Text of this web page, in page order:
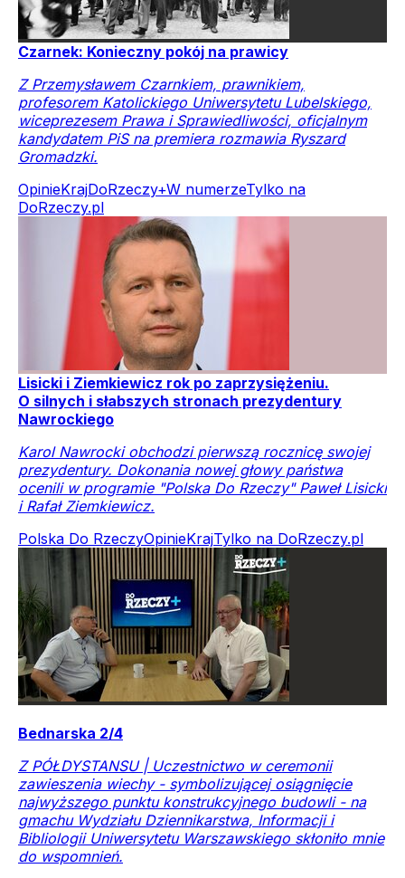
Czarnek: Konieczny pokój na prawicy
Z Przemysławem Czarnkiem, prawnikiem,
profesorem Katolickiego Uniwersytetu Lubelskiego,
wiceprezesem Prawa i Sprawiedliwości, oficjalnym
kandydatem PiS na premiera rozmawia Ryszard
Gromadzki.
OpinieKrajDoRzeczy+W numerzeTylko na
DoRzeczy.pl
Lisicki i Ziemkiewicz rok po zaprzysiężeniu.
O silnych i słabszych stronach prezydentury
Nawrockiego
Karol Nawrocki obchodzi pierwszą rocznicę swojej
prezydentury. Dokonania nowej głowy państwa
ocenili w programie "Polska Do Rzeczy" Paweł Lisicki
i Rafał Ziemkiewicz.
Polska Do RzeczyOpinieKrajTylko na DoRzeczy.pl
Bednarska 2/4
Z PÓŁDYSTANSU | Uczestnictwo w ceremonii
zawieszenia wiechy - symbolizującej osiągnięcie
najwyższego punktu konstrukcyjnego budowli - na
gmachu Wydziału Dziennikarstwa, Informacji i
Bibliologii Uniwersytetu Warszawskiego skłoniło mnie
do wspomnień.